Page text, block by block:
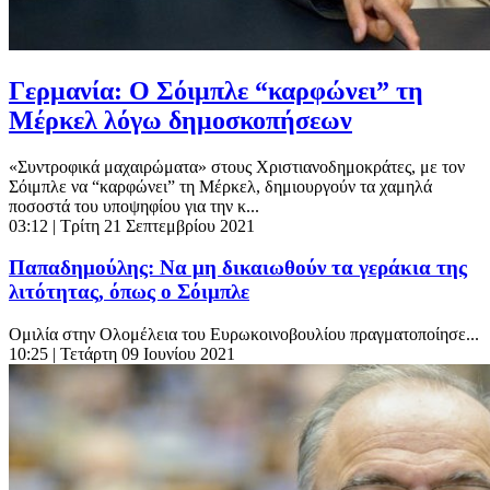
Γερμανία: Ο Σόιμπλε “καρφώνει” τη
Μέρκελ λόγω δημοσκοπήσεων
«Συντροφικά μαχαιρώματα» στους Χριστιανοδημοκράτες, με τον
Σόιμπλε να “καρφώνει” τη Μέρκελ, δημιουργούν τα χαμηλά
ποσοστά του υποψηφίου για την κ...
03:12 | Τρίτη 21 Σεπτεμβρίου 2021
Παπαδημούλης: Να μη δικαιωθούν τα γεράκια της
λιτότητας, όπως ο Σόιμπλε
Ομιλία στην Ολομέλεια του Ευρωκοινοβουλίου πραγματοποίησε...
10:25 | Τετάρτη 09 Ιουνίου 2021